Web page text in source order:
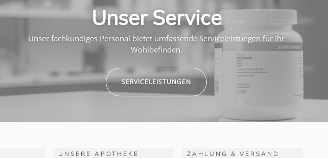
Unser Service
Unser fachkundiges Personal bietet umfassende Serviceleistungen für Ihr
Wohlbefinden.
SERVICELEISTUNGEN
UNSERE APOTHEKE ZAHLUNG & VERSAND